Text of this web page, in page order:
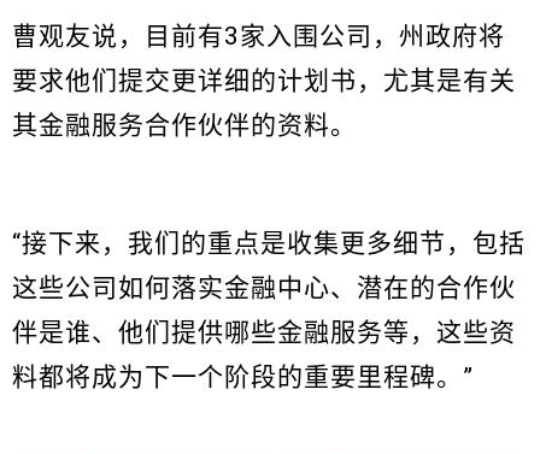
曹观友说，目前有3家入围公司，州政府将
要求他们提交更详细的计划书，尤其是有关
其金融服务合作伙伴的资料。
“接下来，我们的重点是收集更多细节，包括
这些公司如何落实金融中心、潜在的合作伙
伴是谁、他们提供哪些金融服务等，这些资
料都将成为下一个阶段的重要里程碑。”